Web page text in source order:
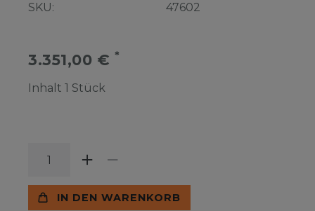
SKU:
47602
3.351,00 € *
Inhalt 1 Stück
IN DEN WARENKORB